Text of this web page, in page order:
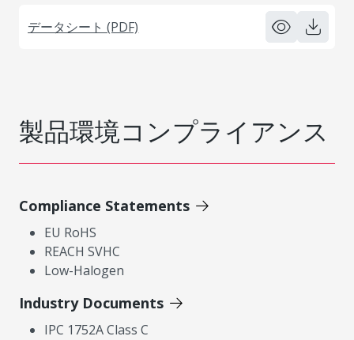
データシート (PDF)
製品環境コンプライアンス
Compliance Statements
EU RoHS
REACH SVHC
Low-Halogen
Industry Documents
IPC 1752A Class C